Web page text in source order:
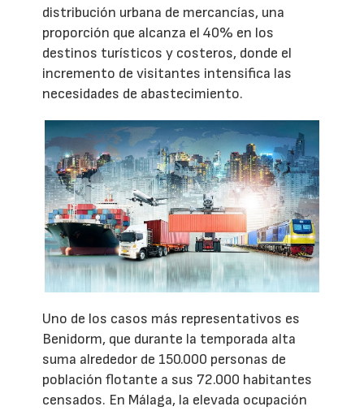
distribución urbana de mercancías, una
proporción que alcanza el 40% en los
destinos turísticos y costeros, donde el
incremento de visitantes intensifica las
necesidades de abastecimiento.
Uno de los casos más representativos es
Benidorm, que durante la temporada alta
suma alrededor de 150.000 personas de
población flotante a sus 72.000 habitantes
censados. En Málaga, la elevada ocupación